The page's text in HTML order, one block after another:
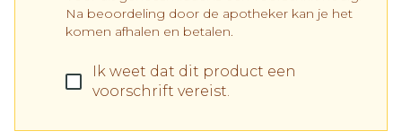
Na beoordeling door de apotheker kan je het
komen afhalen en betalen.
Ik weet dat dit product een
voorschrift vereist.